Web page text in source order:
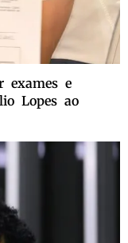
exames e
Lopes ao